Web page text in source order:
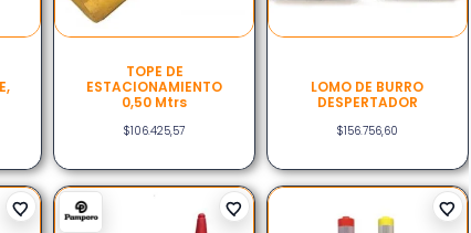
TOPE DE
ESTACIONAMIENTO
0,50 Mtrs
$106.425,57
LOMO DE BURRO
DESPERTADOR
$156.756,60